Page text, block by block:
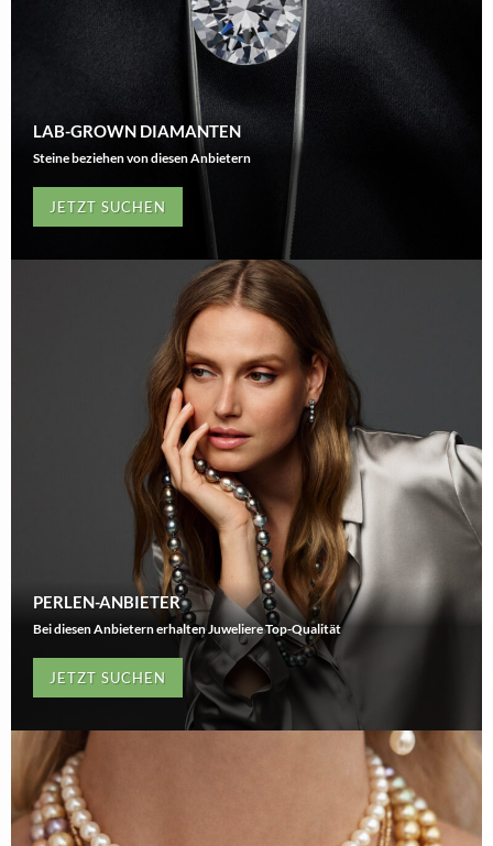
LAB-GROWN DIAMANTEN
Steine beziehen von diesen Anbietern
JETZT SUCHEN
PERLEN-ANBIETER
Bei diesen Anbietern erhalten Juweliere Top-Qualität
JETZT SUCHEN